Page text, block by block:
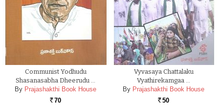
Communist Yodhudu
Shasanasabha Dheerudu …
By Prajashakthi Book House
Rs. 70
Vyvasaya Chattalaku
Vyathirekamgaa …
By Prajashakthi Book House
Rs. 50